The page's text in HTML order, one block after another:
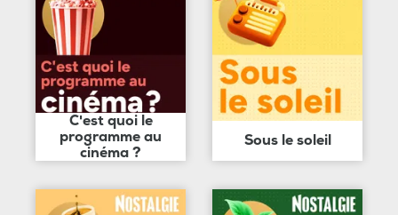
C'est quoi le
programme au
cinéma ?
Sous le soleil